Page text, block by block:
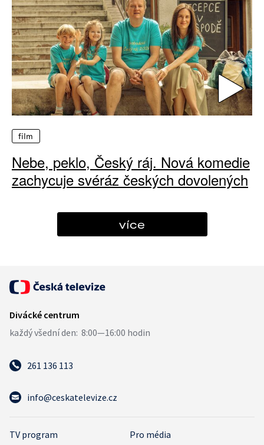
film
Nebe, peklo, Český ráj. Nová komedie
zachycuje svéráz českých dovolených
více
261 136 113
info@ceskatelevize.cz
TV program Pro média